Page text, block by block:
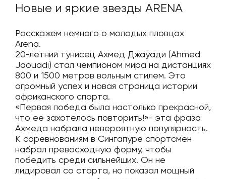
Новые и яркие звезды ARENA
Расскажем немного о молодых пловцах
Arena.
20-летний тунисец Ахмед Джауади (Ahmed
Jaouadi) стал чемпионом мира на дистанциях
800 и 1500 метров вольным стилем. Это
огромный успех и новая страница истории
африканского спорта.
«Первая победа была настолько прекрасной,
что ее захотелось повторить!»- эта фраза
Ахмеда набрала невероятную популярность.
К соревнованиям в Сингапуре спортсмен
набрал превосходную форму, чтобы
победить среди сильнейших. Он не
лидировал со старта, но показал мощный